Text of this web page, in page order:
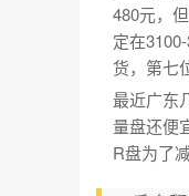
480元，
定在
货，第七
最近广东
量盘还便
R盘为了